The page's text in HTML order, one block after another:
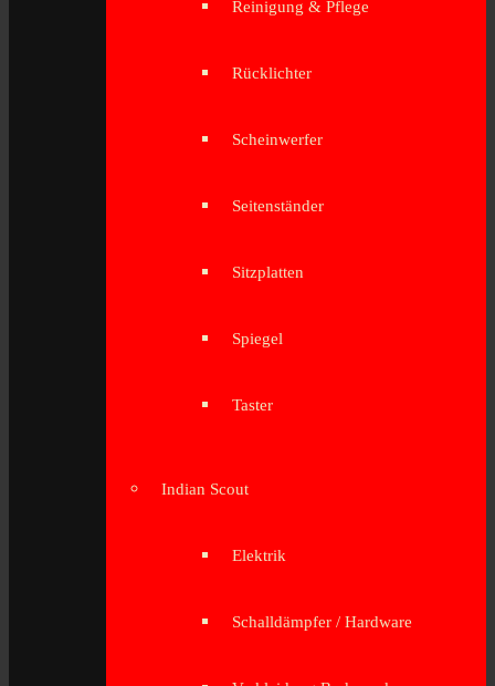
Reinigung & Pflege
Rücklichter
Scheinwerfer
Seitenständer
Sitzplatten
Spiegel
Taster
Indian Scout
Elektrik
Schalldämpfer / Hardware